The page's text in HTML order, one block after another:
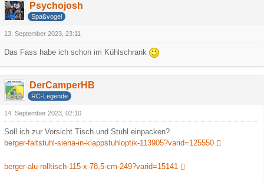
Psychojosh
Spaßvogel
13. September 2023, 23:11
Das Fass habe ich schon im Kühlschrank
DerCamperHB
RC-Legende
14. September 2023, 02:10
Soll ich zur Vorsicht Tisch und Stuhl einpacken?
berger-faltstuhl-siena-in-klappstuhloptik-113905?varid=125550
berger-alu-rolltisch-115-x-78,5-cm-249?varid=15141